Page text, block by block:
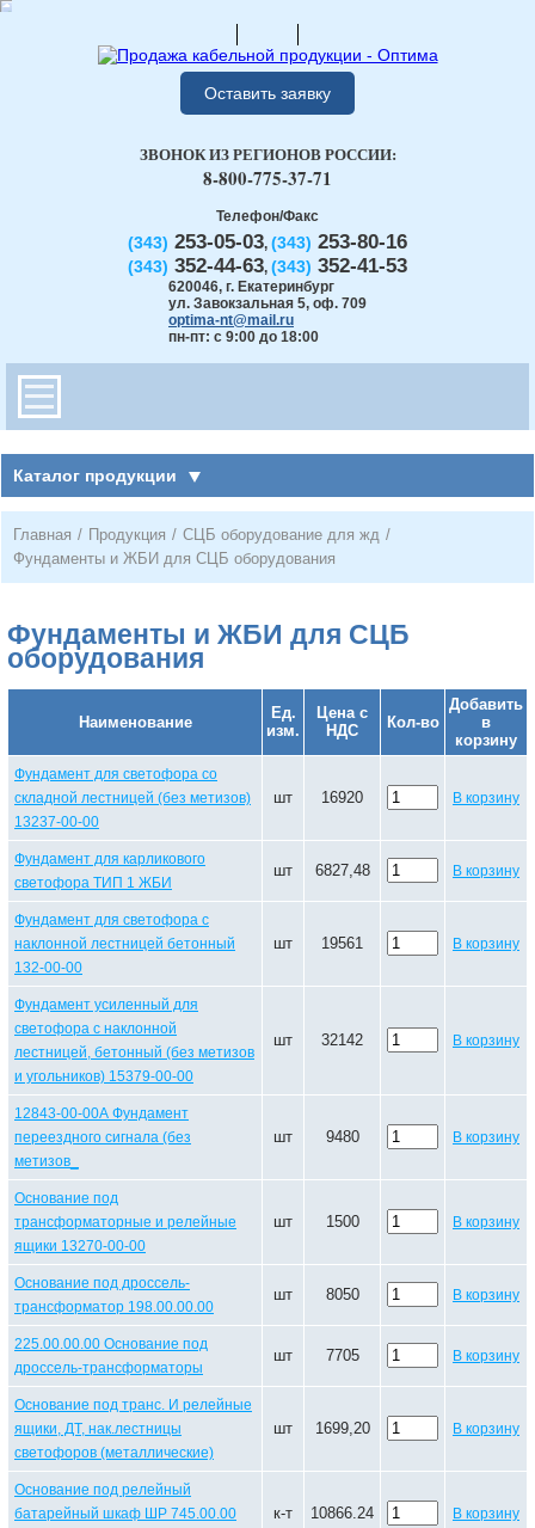
Оставить заявку
Телефон/Факс
(343) 253-05-03, (343) 253-80-16
(343) 352-44-63, (343) 352-41-53
620046, г. Екатеринбург
ул. Завокзальная 5, оф. 709
optima-nt@mail.ru
пн-пт: с 9:00 до 18:00
ЗВОНОК ИЗ РЕГИОНОВ РОССИИ:
8-800-775-37-71
Каталог продукции
Главная / Продукция / СЦБ оборудование для жд /
Фундаменты и ЖБИ для СЦБ оборудования
Фундаменты и ЖБИ для СЦБ
оборудования
Наименование
Ед.
изм.
Цена с
НДС
Кол-во
Добавить
в
корзину
Фундамент для светофора со
складной лестницей (без метизов)
13237-00-00
шт 16920 В корзину
Фундамент для карликового
светофора ТИП 1 ЖБИ
шт 6827,48 В корзину
Фундамент для светофора с
наклонной лестницей бетонный
132-00-00
шт 19561 В корзину
Фундамент усиленный для
светофора с наклонной
лестницей, бетонный (без метизов
и угольников) 15379-00-00
шт 32142 В корзину
12843-00-00А Фундамент
переездного сигнала (без
метизов_
шт 9480 В корзину
Основание под
трансформаторные и релейные
ящики 13270-00-00
шт 1500 В корзину
Основание под дроссель-
трансформатор 198.00.00.00
шт 8050 В корзину
225.00.00.00 Основание под
дроссель-трансформаторы
шт 7705 В корзину
Основание под транс. И релейные
ящики, ДТ, нак.лестницы
светофоров (металлические)
шт 1699,20 В корзину
Основание под релейный
батарейный шкаф ШР 745.00.00
к-т 10866.24 В корзину